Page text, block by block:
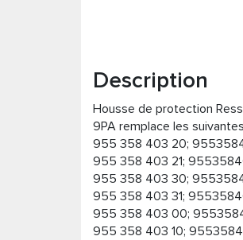
Description
Housse de protection
9PA remplace les
955 358 403 20;
955 358 403 21;
955 358 403 30;
955 358 403 31;
955 358 403 00;
955 358 403 10;